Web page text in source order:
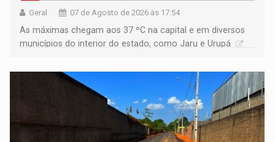
Geral 07 de Agosto de 2026 às 17:54
As máximas chegam aos 37 ºC na capital e em diversos
municípios do interior do estado, como Jaru e Urupá